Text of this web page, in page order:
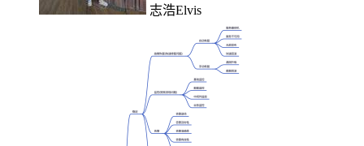
志浩Elvis